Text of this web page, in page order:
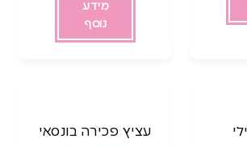
מידע
נוסף
עציץ פכירה בונסאי